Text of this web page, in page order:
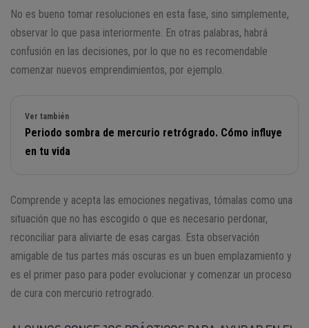
No es bueno tomar resoluciones en esta fase, sino simplemente,
observar lo que pasa interiormente. En otras palabras, habrá
confusión en las decisiones, por lo que no es recomendable
comenzar nuevos emprendimientos, por ejemplo.
Ver también
Periodo sombra de mercurio retrógrado. Cómo influye
en tu vida
Comprende y acepta las emociones negativas, tómalas como una
situación que no has escogido o que es necesario perdonar,
reconciliar para aliviarte de esas cargas. Esta observación
amigable de tus partes más oscuras es un buen emplazamiento y
es el primer paso para poder evolucionar y comenzar un proceso
de cura con mercurio retrogrado.